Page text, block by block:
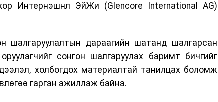
Интернэшнл ЭйЖи (Glencore International AG)
шалгаруулалтын дараагийн шатанд шалгарсан
сонгон шалгаруулах баримт бичгийг
холбогдох материалтай танилцах боломж
гарган ажиллаж байна.